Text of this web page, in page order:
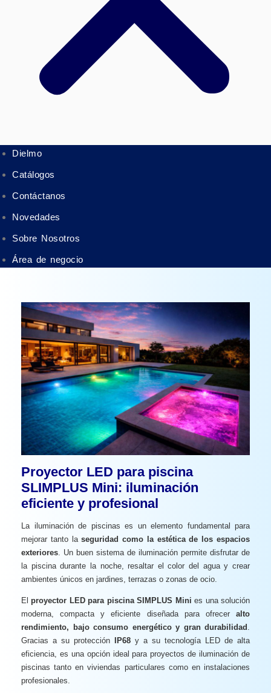
Dielmo
Catálogos
Contáctanos
Novedades
Sobre Nosotros
Área de negocio
Proyector LED para piscina
SLIMPLUS Mini: iluminación
eficiente y profesional
La iluminación de piscinas es un elemento fundamental para
mejorar tanto laseguridad como la estética de los espacios
exteriores. Un buen sistema de iluminación permite disfrutar de
la piscina durante la noche, resaltar el color del agua y crear
ambientes únicos en jardines, terrazas o zonas de ocio.
Elproyector LED para piscina SIMPLUS Mini es una solución
moderna, compacta y eficiente diseñada para ofrecer alto
rendimiento, bajo consumo energético y gran durabilidad .
Gracias a su protección
IP68 y a su tecnología LED de alta
eficiencia, es una opción ideal para proyectos de iluminación de
piscinas tanto en viviendas particulares como en instalaciones
profesionales.